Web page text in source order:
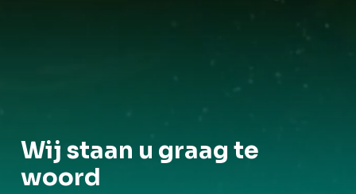
Wij staan u graag te
woord